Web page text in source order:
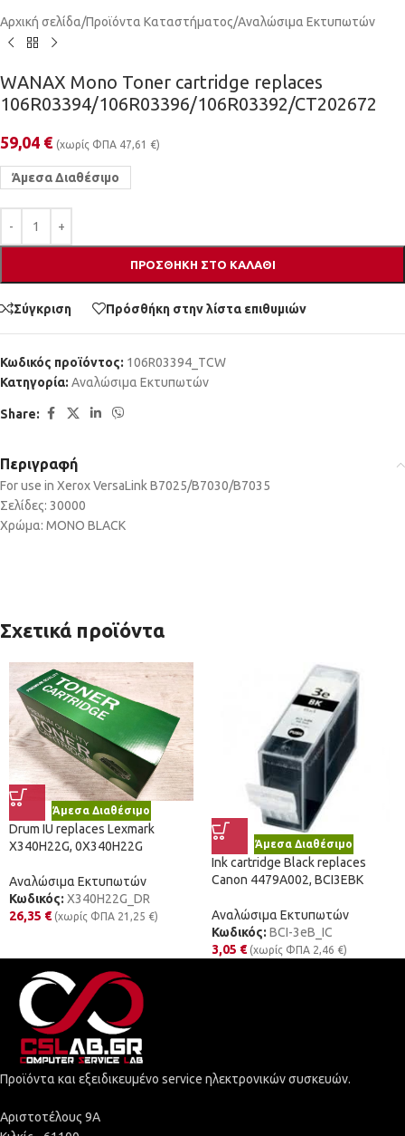
Αρχική σελίδα/Προϊόντα Καταστήματος/Αναλώσιμα Εκτυπωτών
WANAX Mono Toner cartridge replaces
106R03394/106R03396/106R03392/CT202672
59,04 € (χωρίς ΦΠΑ 47,61 €)
Άμεσα Διαθέσιμο
ΠΡΟΣΘΉΚΗ ΣΤΟ ΚΑΛΆΘΙ
Σύγκριση Πρόσθήκη στην λίστα επιθυμιών
Κωδικός προϊόντος: 106R03394_TCW
Κατηγορία: Αναλώσιμα Εκτυπωτών
Share:
Περιγραφή
For use in Xerox VersaLink B7025/B7030/B7035
Σελίδες: 30000
Χρώμα: MONO BLACK
Σχετικά προϊόντα
Άμεσα Διαθέσιμο
Drum IU replaces Lexmark
X340H22G, 0X340H22G
Αναλώσιμα Εκτυπωτών
Κωδικός: X340H22G_DR
26,35 € (χωρίς ΦΠΑ 21,25 €)
Άμεσα Διαθέσιμο
Ink cartridge Black replaces
Canon 4479A002, BCI3EBK
Αναλώσιμα Εκτυπωτών
Κωδικός: BCI-3eB_IC
3,05 € (χωρίς ΦΠΑ 2,46 €)
Προϊόντα και εξειδικευμένο service ηλεκτρονικών συσκευών.
Αριστοτέλους 9Α